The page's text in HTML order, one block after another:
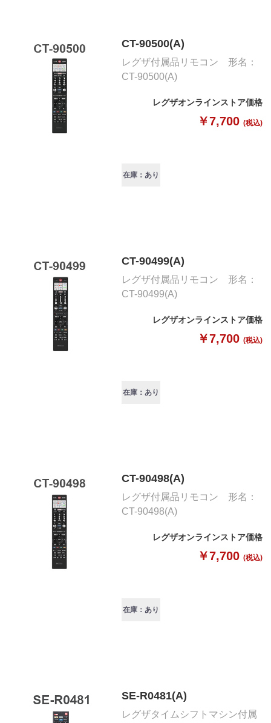
CT-90500(A)
レグザ付属品リモコン 形名：
CT-90500(A)
レグザオンラインストア価格
￥7,700 (税込)
在庫：あり
CT-90499(A)
レグザ付属品リモコン 形名：
CT-90499(A)
レグザオンラインストア価格
￥7,700 (税込)
在庫：あり
CT-90498(A)
レグザ付属品リモコン 形名：
CT-90498(A)
レグザオンラインストア価格
￥7,700 (税込)
在庫：あり
SE-R0481(A)
レグザタイムシフトマシン付属